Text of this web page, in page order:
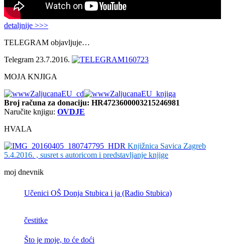
detaljnije >>>
TELEGRAM objavljuje…
Telegram 23.7.2016.
MOJA KNJIGA
Broj računa za donaciju: HR4723600003215246981
Naručite knjigu: OVDJE
HVALA
Knjižnica Savica Zagreb
5.4.2016. , susret s autoricom i predstavljanje knjige
moj dnevnik
Učenici OŠ Donja Stubica i ja (Radio Stubica)
čestitke
Što je moje, to će doći